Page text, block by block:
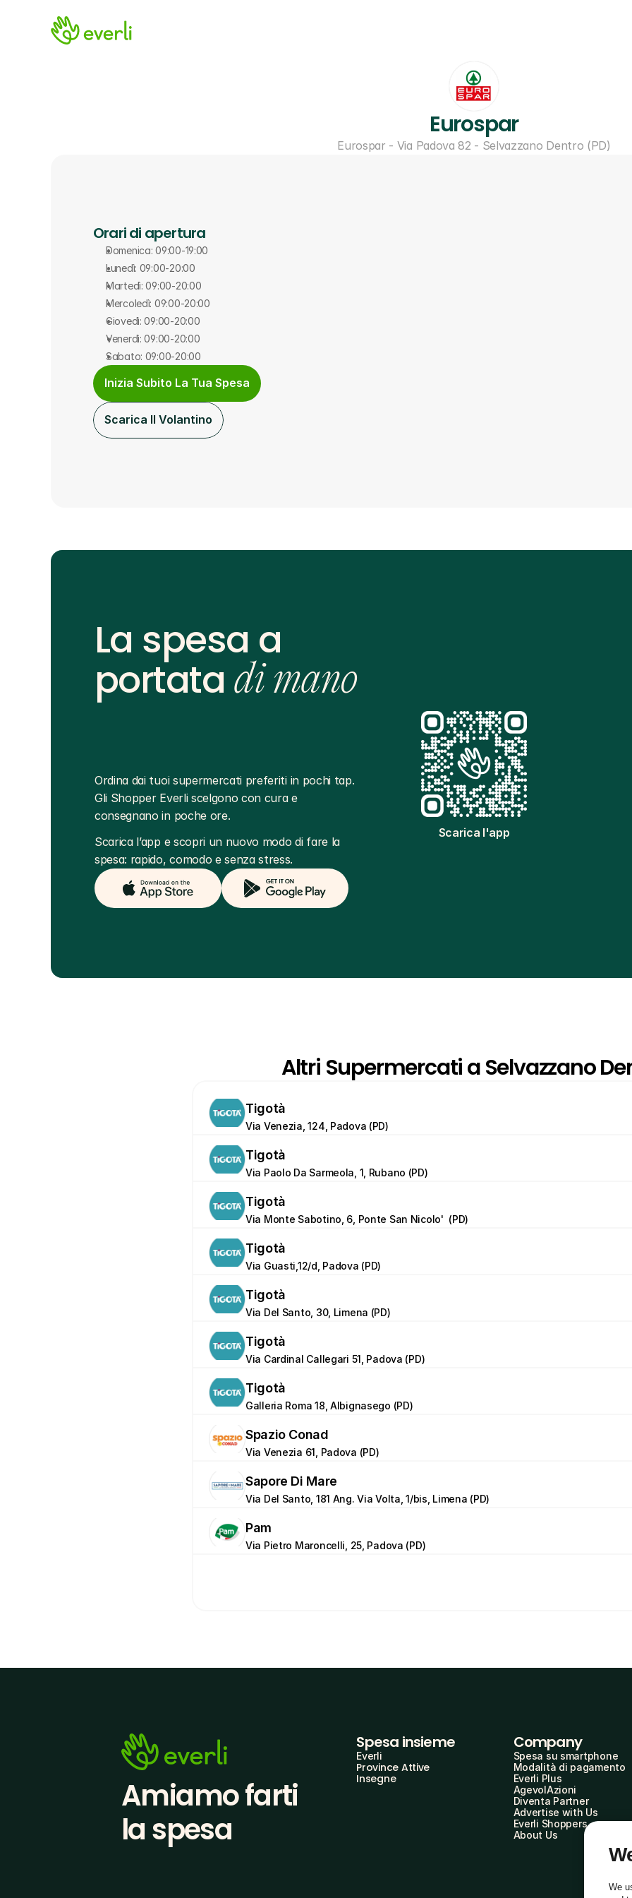
Eurospar
Eurospar - Via Padova 82 - Selvazzano Dentro (PD)
Orari di apertura
Domenica: 09:00-19:00
Lunedì: 09:00-20:00
Martedì: 09:00-20:00
Mercoledì: 09:00-20:00
Giovedì: 09:00-20:00
Venerdì: 09:00-20:00
Sabato: 09:00-20:00
Inizia Subito La Tua Spesa
Scarica Il Volantino
Scarica l'app
La spesa a
portata di mano
Ordina dai tuoi supermercati preferiti in pochi tap.
Gli Shopper Everli scelgono con cura e
consegnano in poche ore.
Scarica l’app e scopri un nuovo modo di fare la
spesa: rapido, comodo e senza stress.
Altri Supermercati a Selvazzano
Tigotà
Via Venezia, 124, Padova (PD)
Tigotà
Via Paolo Da Sarmeola, 1, Rubano (PD)
Tigotà
Via Monte Sabotino, 6, Ponte San Nicolo'  (PD)
Tigotà
Via Guasti,12/d, Padova (PD)
Tigotà
Via Del Santo, 30, Limena (PD)
Tigotà
Via Cardinal Callegari 51, Padova (PD)
Tigotà
Galleria Roma 18, Albignasego (PD)
Spazio Conad
Via Venezia 61, Padova (PD)
Sapore Di Mare
Via Del Santo, 181 Ang. Via Volta, 1/bis, Limena (PD)
Pam
Via Pietro Maroncelli, 25, Padova (PD)
Amiamo farti
la spesa
Spesa insieme
Everli
Province Attive
Insegne
Company
Spesa su smartphone
Modalità di pagamento
Everli Plus
AgevolAzioni
Diventa Partner
Advertise with Us
Everli Shoppers
About Us
We